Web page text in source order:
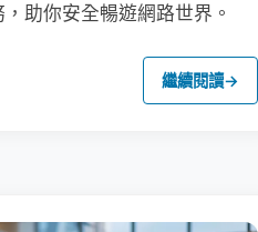
助你安全暢遊網路世界。
繼續閱讀→